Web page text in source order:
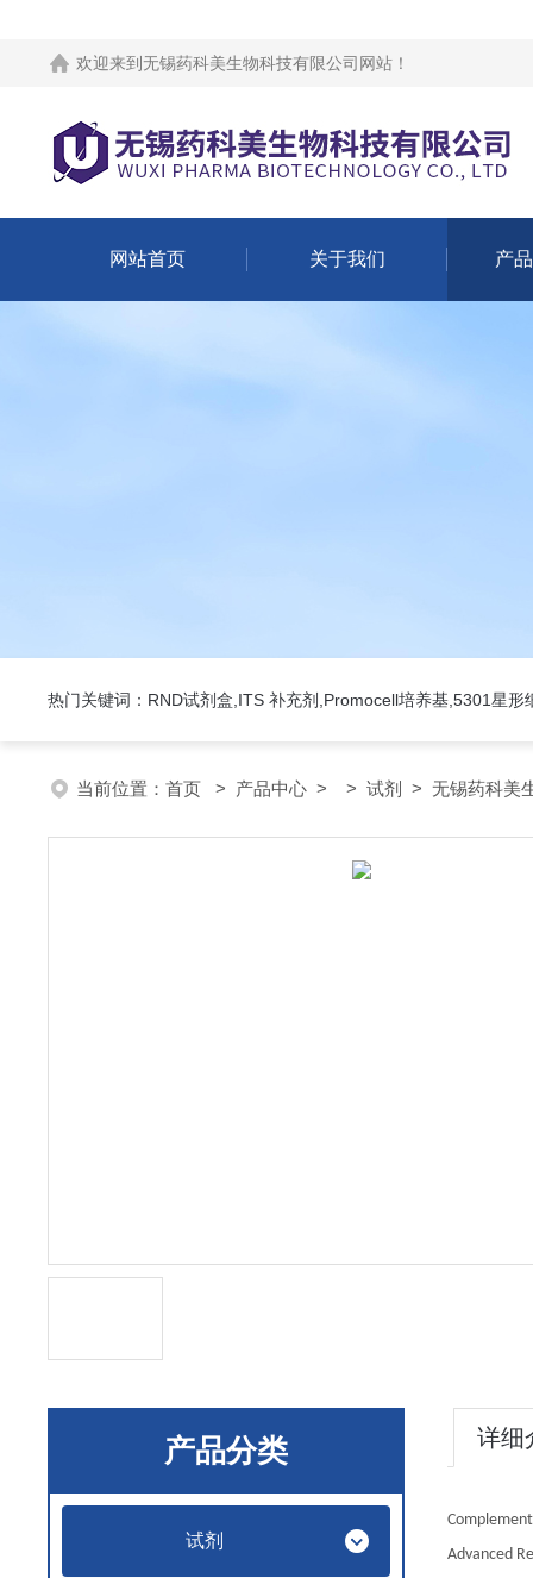
欢迎来到 无锡药科美生物科技有限公司网站 ！
网站首页 关于我们 产
热门关键词：RND试剂盒,ITS 补充剂,Promocell培养基,5301星形
当前位置： 首页 > 产品中心 > > 试剂 > 无锡药科美
产品分类
试剂
详细
Advanced